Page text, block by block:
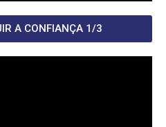
A CONFIANÇA 1/3